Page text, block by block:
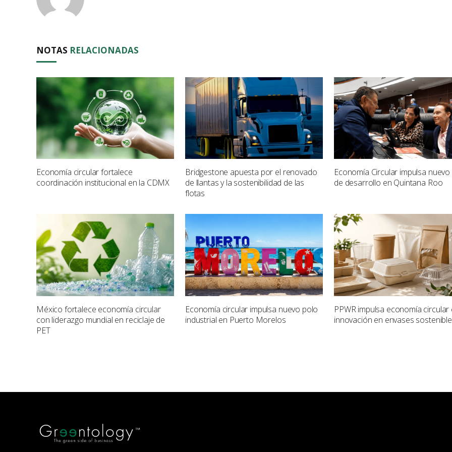
NOTAS RELACIONADAS
Economía circular fortalece
coordinación institucional en la CDMX
Bridgestone apuesta por el renovado
de llantas y la sostenibilidad de las
flotas
Economía Circular impulsa
de desarrollo en Quintana Roo
México fortalece economía circular
con liderazgo mundial en reciclaje de
PET
Economía circular impulsa nuevo polo
industrial en Puerto Morelos
PPWR impulsa economía circular
innovación en envases